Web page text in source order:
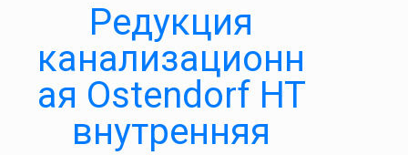
Редукция
канализационн
ая Ostendorf HT
внутренняя